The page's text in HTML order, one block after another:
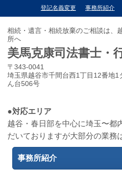
登記名義変更
事務所紹介
相続・遺言・相続放棄のご相談は、
所へ
美馬克康司法書士・
〒343-0041
埼玉県越谷市千間台西1丁目12番地
ん台506号
●対応エリア
越谷・春日部を中心に埼玉〜都
だいておりますが大部分の業務
事務所紹介